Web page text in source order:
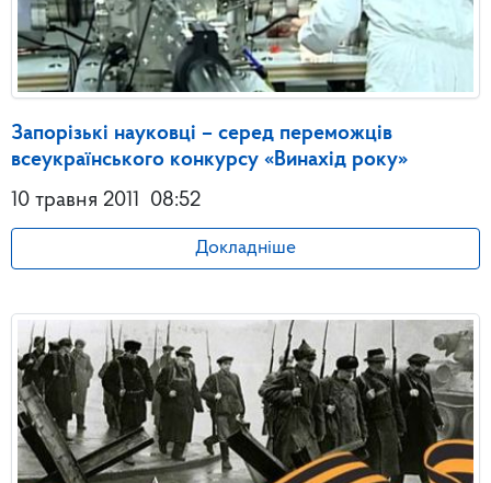
Запорізькі науковці – серед переможців
всеукраїнського конкурсу «Винахід року»
10 травня 2011 08:52
Докладніше